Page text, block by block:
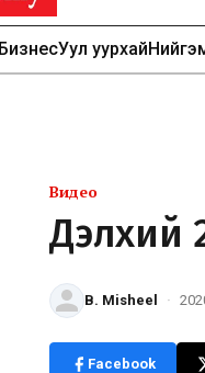
БизнесУул уурхай
Видео
Дэлхий
B. Misheel ·
Facebook